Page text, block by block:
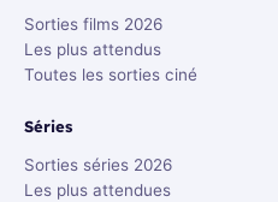
Sorties films 2026
Les plus attendus
Toutes les sorties ciné
Séries
Sorties séries 2026
Les plus attendues